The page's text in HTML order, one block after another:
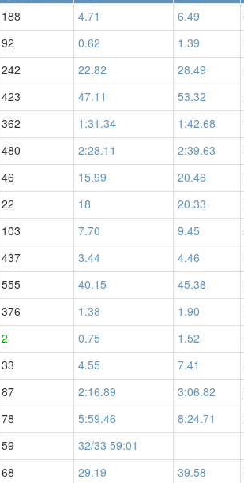
188 4.71 6.49
92 0.62 1.39
242 22.82 28.49
423 47.11 53.32
362 1:31.34 1:42.68
480 2:28.11 2:39.63
46 15.99 20.46
22 18 20.33
103 7.70 9.45
437 3.44 4.46
555 40.15 45.38
376 1.38 1.90
2 0.75 1.52
33 4.55 7.41
87 2:16.89 3:06.82
78 5:59.46 8:24.71
59 32/33 59:01
68 29.19 39.58